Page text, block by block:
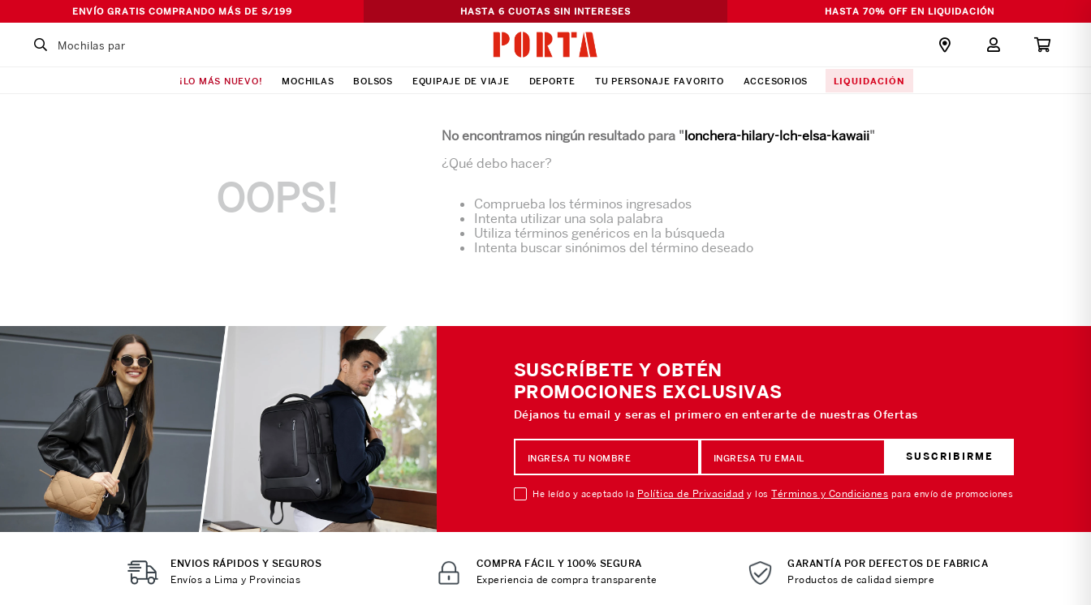
ENVÍO GRATIS COMPRANDO MÁS DE S/199 HASTA 6 CUOTAS SIN INTERESES HASTA 70% OFF EN LIQUIDACIÓN
Buscar un producto...
¡LO MÁS NUEVO! MOCHILAS BOLSOS EQUIPAJE DE VIAJE DEPORTE TU PERSONAJE FAVORITO ACCESORIOS LIQUIDACIÓN
OOPS!
No encontramos ningún resultado para "lonchera-hilary-lch-elsa-kawaii"
¿Qué debo hacer?
Comprueba los términos ingresados
Intenta utilizar una sola palabra
Utiliza términos genéricos en la búsqueda
Intenta buscar sinónimos del término deseado
SUSCRÍBETE Y OBTÉN
PROMOCIONES EXCLUSIVAS
Déjanos tu email y seras el primero en enterarte de nuestras Ofertas
SUSCRIBIRME
He leído y aceptado la Política de Privacidad y losTérminos y Condiciones para envío de promociones
ENVIOS RÁPIDOS Y SEGUROS
Envíos a Lima y Provincias
COMPRA FÁCIL Y 100% SEGURA
Experiencia de compra transparente
GARANTÍA POR DEFECTOS DE FABRICA
Productos de calidad siempre
8. Canguro
9. Loncheras
Mochila Viajera